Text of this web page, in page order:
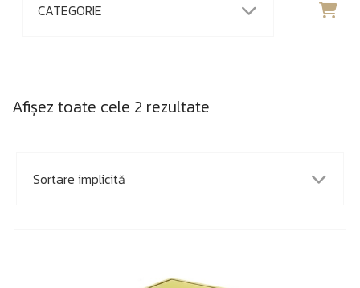
Afișez toate cele 2 rezultate